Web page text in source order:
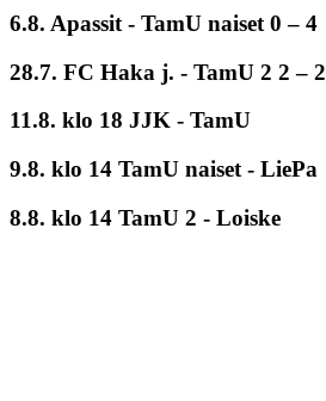
6.8. Apassit - TamU naiset 0 – 4
28.7. FC Haka j. - TamU 2 2 – 2
11.8. klo 18 JJK - TamU
9.8. klo 14 TamU naiset - LiePa
8.8. klo 14 TamU 2 - Loiske